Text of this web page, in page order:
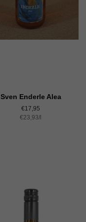
Sven Enderle Alea
Normaler
Preis
€17,95
Einzelpreis
€23,93/